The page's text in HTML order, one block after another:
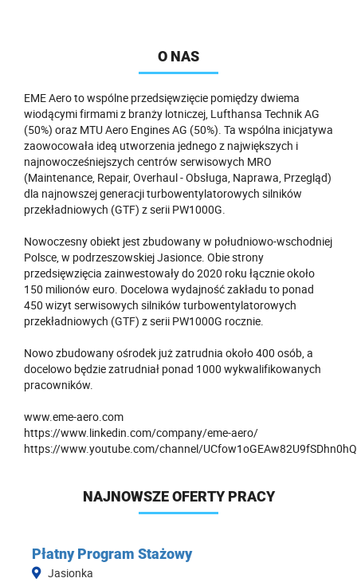
O NAS
EME Aero to wspólne przedsięwzięcie pomiędzy dwiema
wiodącymi firmami z branży lotniczej, Lufthansa Technik AG
(50%) oraz MTU Aero Engines AG (50%). Ta wspólna inicjatywa
zaowocowała ideą utworzenia jednego z największych i
najnowocześniejszych centrów serwisowych MRO
(Maintenance, Repair, Overhaul - Obsługa, Naprawa, Przegląd)
dla najnowszej generacji turbowentylatorowych silników
przekładniowych (GTF) z serii PW1000G.
Nowoczesny obiekt jest zbudowany w południowo-wschodniej
Polsce, w podrzeszowskiej Jasionce. Obie strony
przedsięwzięcia zainwestowały do 2020 roku łącznie około
150 milionów euro. Docelowa wydajność zakładu to ponad
450 wizyt serwisowych silników turbowentylatorowych
przekładniowych (GTF) z serii PW1000G rocznie.
Nowo zbudowany ośrodek już zatrudnia około 400 osób, a
docelowo będzie zatrudniał ponad 1000 wykwalifikowanych
pracowników.
www.eme-aero.com
https://www.linkedin.com/company/eme-aero/
https://www.youtube.com/channel/
NAJNOWSZE OFERTY PRACY
Płatny Program Stażowy
Jasionka